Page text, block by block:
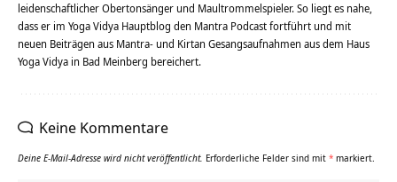
leidenschaftlicher Obertonsänger und Maultrommelspieler. So liegt es nahe,
dass er im Yoga Vidya Hauptblog den Mantra Podcast fortführt und mit
neuen Beiträgen aus Mantra- und Kirtan Gesangsaufnahmen aus dem Haus
Yoga Vidya in Bad Meinberg bereichert.
Keine Kommentare
Deine E-Mail-Adresse wird nicht veröffentlicht. Erforderliche Felder sind mit * markiert.